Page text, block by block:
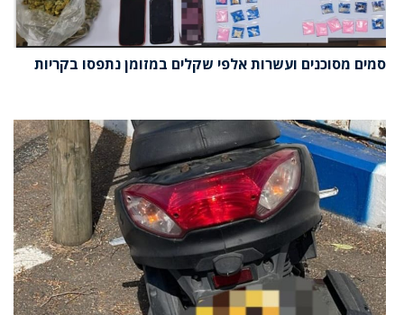
סמים מסוכנים ועשרות אלפי שקלים במזומן נתפסו בקריות